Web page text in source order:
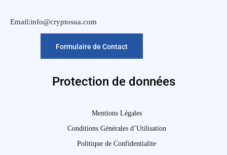
Email:info@cryptosua.com
Formulaire de Contact
Protection de données
Mentions Légales
Conditions Générales d’Utilisation
Politique de Confidentialite